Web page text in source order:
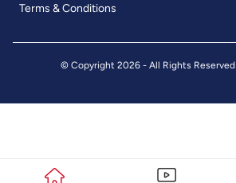
Terms & Conditions
© Copyright 2026 - All Rights Reserved